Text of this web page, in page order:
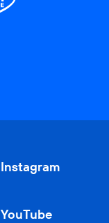
Instagram
YouTube